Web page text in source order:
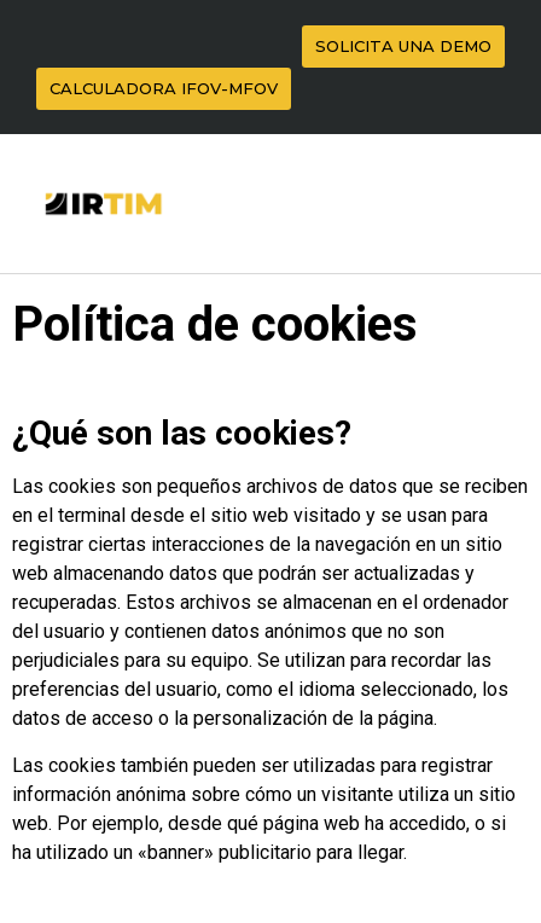
SOLICITA UNA DEMO
CALCULADORA IFOV-MFOV
Política de cookies
¿Qué son las cookies?
Las cookies son pequeños archivos de datos que se reciben
en el terminal desde el sitio web visitado y se usan para
registrar ciertas interacciones de la navegación en un sitio
web almacenando datos que podrán ser actualizadas y
recuperadas. Estos archivos se almacenan en el ordenador
del usuario y contienen datos anónimos que no son
perjudiciales para su equipo. Se utilizan para recordar las
preferencias del usuario, como el idioma seleccionado, los
datos de acceso o la personalización de la página.
Las cookies también pueden ser utilizadas para registrar
información anónima sobre cómo un visitante utiliza un sitio
web. Por ejemplo, desde qué página web ha accedido, o si
ha utilizado un «banner» publicitario para llegar.